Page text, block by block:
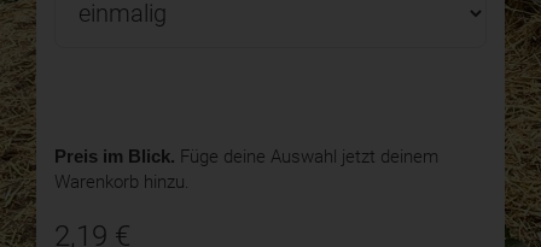
Preis im Blick. Füge deine Auswahl jetzt deinem
Warenkorb hinzu.
2,19 €